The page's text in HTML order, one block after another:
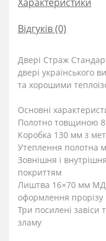
Відгуків (0)
Двері Страж
двері українського
та хорошими
Основні
Полотно товщиною
Коробка 130 мм з
Утеплення полотна
Зовнішня і
покриттям
Лиштва 16×70 мм
оформлення прорізу
Три посилені завіси
зламу